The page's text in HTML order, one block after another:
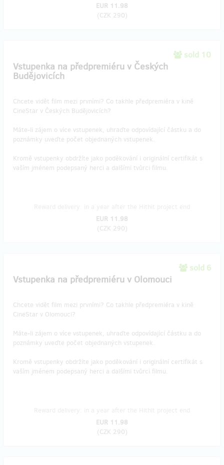
EUR 11.98
(CZK 290)
sold 10
Vstupenka na předpremiéru v Českých
Budějovicích
​Chcete vidět film mezi prvními? Co takhle předpremiéra v kině
CineStar v Českých Budějovicích?
Máte-li zájem o více vstupenek, uhraďte odpovídající částku a do
poznámky uveďte počet objednaných vstupenek.
Kromě vstupenky obdržíte jako poděkování i originální certifikát s
vaším jménem podepsaný herci a dalšími tvůrci filmu.
EUR 11.98
(CZK 290)
sold 6
Vstupenka na předpremiéru v Olomouci
Chcete vidět film mezi prvními? Co takhle předpremiéra v kině
CineStar v Olomouci?
Máte-li zájem o více vstupenek, uhraďte odpovídající částku a do
poznámky uveďte počet objednaných vstupenek.
Kromě vstupenky obdržíte jako poděkování i originální certifikát s
vaším jménem podepsaný herci a dalšími tvůrci filmu.
EUR 11.98
(CZK 290)